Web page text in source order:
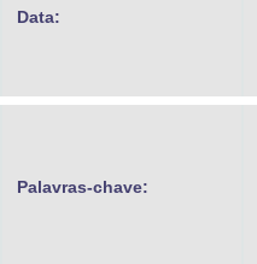
Data:
Palavras-chave: